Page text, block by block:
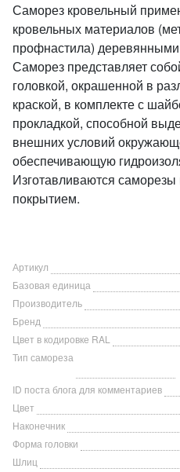
Саморез кровельный
кровельных материалов
профнастила)
Саморез представляет
головкой, окрашенной в
краской, в комплекте с
прокладкой, способной
внешних условий
обеспечивающую
Изготавливаются
покрытием.
Артикул
Базовая единица
Производитель
Бренд
Цвет в кодировке RAL
Тип самореза
ID поста блога для комментариев
Цвет
Наконечник
Форма головки
Шлиц